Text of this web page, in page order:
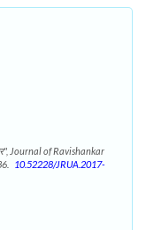
Journal of Ravishankar
10.52228/JRUA.2017-